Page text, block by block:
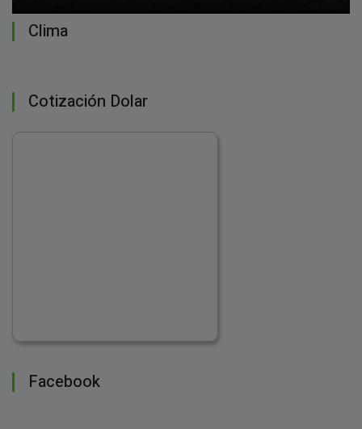
Clima
Cotización Dolar
Facebook